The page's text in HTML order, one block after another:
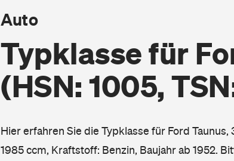
Typklasse für
(HSN: 1005,
Auto
Hier erfahren Sie die Typklasse für Ford Taunus,
1985 ccm, Kraftstoff: Benzin, Baujahr ab 1952.